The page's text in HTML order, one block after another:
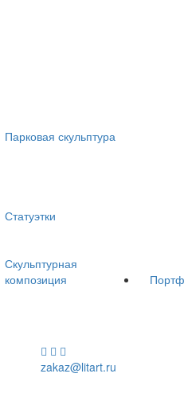
Парковая скульптура
Статуэтки
Скульптурная
композиция
zakaz@litart.ru